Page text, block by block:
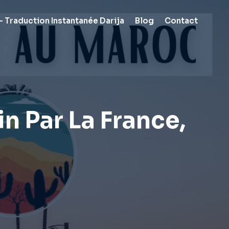
Traduction Instantanée Darija Blog Contact
Par La France,